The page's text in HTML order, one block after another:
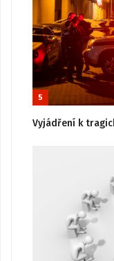
5
Vyjádření k